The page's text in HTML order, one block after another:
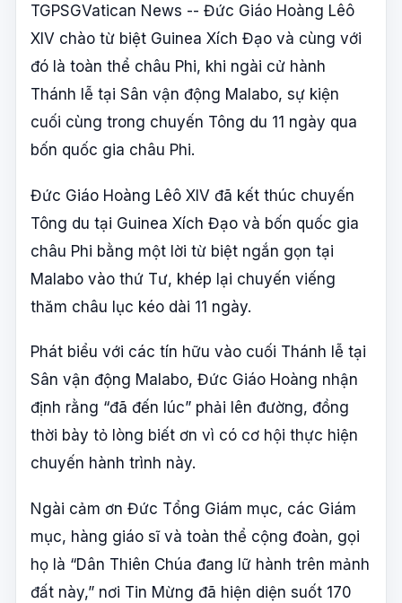
TGPSGVatican News -- Đức Giáo Hoàng Lêô
XIV chào từ biệt Guinea Xích Đạo và cùng với
đó là toàn thể châu Phi, khi ngài cử hành
Thánh lễ tại Sân vận động Malabo, sự kiện
cuối cùng trong chuyến Tông du 11 ngày qua
bốn quốc gia châu Phi.
Đức Giáo Hoàng Lêô XIV đã kết thúc chuyến
Tông du tại Guinea Xích Đạo và bốn quốc gia
châu Phi bằng một lời từ biệt ngắn gọn tại
Malabo vào thứ Tư, khép lại chuyến viếng
thăm châu lục kéo dài 11 ngày.
Phát biểu với các tín hữu vào cuối Thánh lễ tại
Sân vận động Malabo, Đức Giáo Hoàng nhận
định rằng “đã đến lúc” phải lên đường, đồng
thời bày tỏ lòng biết ơn vì có cơ hội thực hiện
chuyến hành trình này.
Ngài cảm ơn Đức Tổng Giám mục, các Giám
mục, hàng giáo sĩ và toàn thể cộng đoàn, gọi
họ là “Dân Thiên Chúa đang lữ hành trên mảnh
đất này,” nơi Tin Mừng đã hiện diện suốt 170